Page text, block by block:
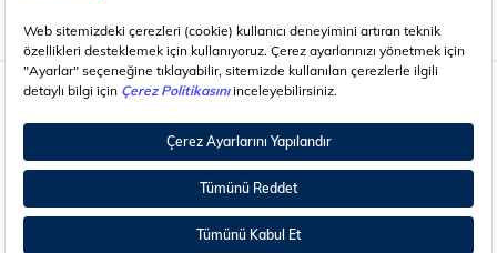
Çerez Ayarları